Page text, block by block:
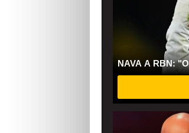
NAVA A RBN: